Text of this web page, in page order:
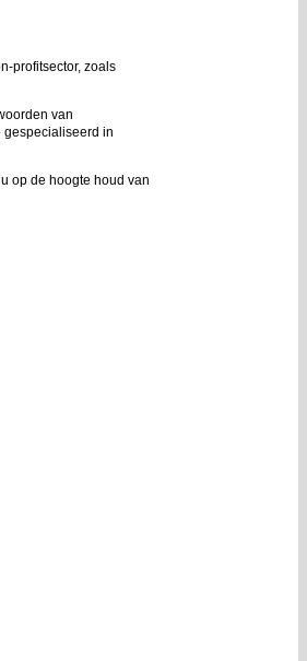
profitsector, zoals
van
gespecialiseerd in
op de hoogte houd van